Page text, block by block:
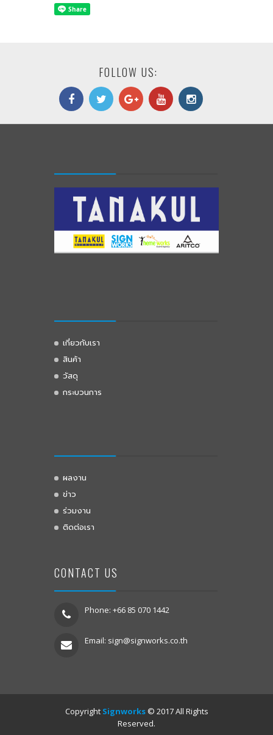
FOLLOW US:
เกี่ยวกับเรา
สินค้า
วัสดุ
กระบวนการ
ผลงาน
ข่าว
ร่วมงาน
ติดต่อเรา
CONTACT US
Phone: +66 85 070 1442
Email: sign@signworks.co.th
Copyright Signworks© 2017 All Rights
Reserved.